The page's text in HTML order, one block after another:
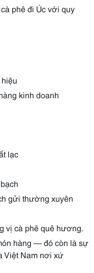
phê đi Úc với quy
kinh doanh
lạc
gửi thường xuyên
vị cà phê quê hương.
hàng — đó còn là sự
Việt Nam nơi xứ